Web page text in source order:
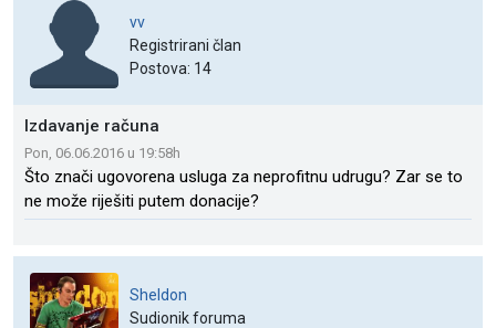
vv
Registrirani član
Postova: 14
Izdavanje računa
Pon, 06.06.2016 u 19:58h
Što znači ugovorena usluga za neprofitnu udrugu? Zar se to
ne može riješiti putem donacije?
Sheldon
Sudionik foruma